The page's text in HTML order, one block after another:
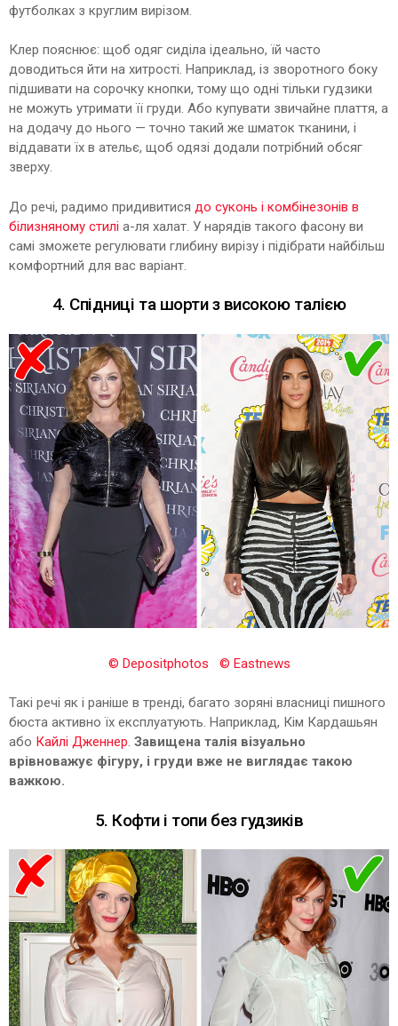
футболках з круглим вирізом.
Клер пояснює: щоб одяг сиділа ідеально, їй часто
доводиться йти на хитрості. Наприклад, із зворотного боку
підшивати на сорочку кнопки, тому що одні тільки гудзики
не можуть утримати її груди. Або купувати звичайне плаття, а
на додачу до нього — точно такий же шматок тканини, і
віддавати їх в ательє, щоб одязі додали потрібний обсяг
зверху.
До речі, радимо придивитися до суконь і комбінезонів в
білизняному стилі а-ля халат. У нарядів такого фасону ви
самі зможете регулювати глибину вирізу і підібрати найбільш
комфортний для вас варіант.
4. Спідниці та шорти з високою талією
© Depositphotos © Eastnews
Такі речі як і раніше в тренді, багато зоряні власниці пишного
бюста активно їх експлуатують. Наприклад, Кім Кардашьян
або Кайлі Дженнер. Завищена талія візуально
врівноважує фігуру, і груди вже не виглядає такою
важкою.
5. Кофти і топи без гудзиків